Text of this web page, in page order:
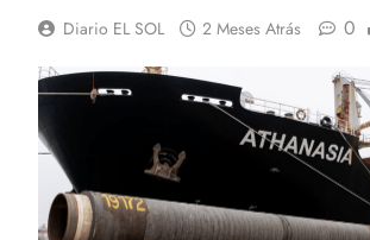
Diario EL SOL 2 Meses Atrás 0